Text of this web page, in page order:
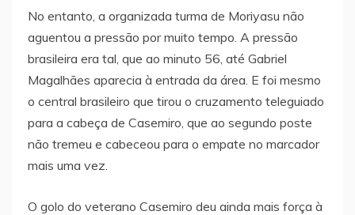
No entanto, a organizada turma de Moriyasu não
aguentou a pressão por muito tempo. A pressão
brasileira era tal, que ao minuto 56, até Gabriel
Magalhães aparecia à entrada da área. E foi mesmo
o central brasileiro que tirou o cruzamento teleguiado
para a cabeça de Casemiro, que ao segundo poste
não tremeu e cabeceou para o empate no marcador
mais uma vez.
O golo do veterano Casemiro deu ainda mais força à